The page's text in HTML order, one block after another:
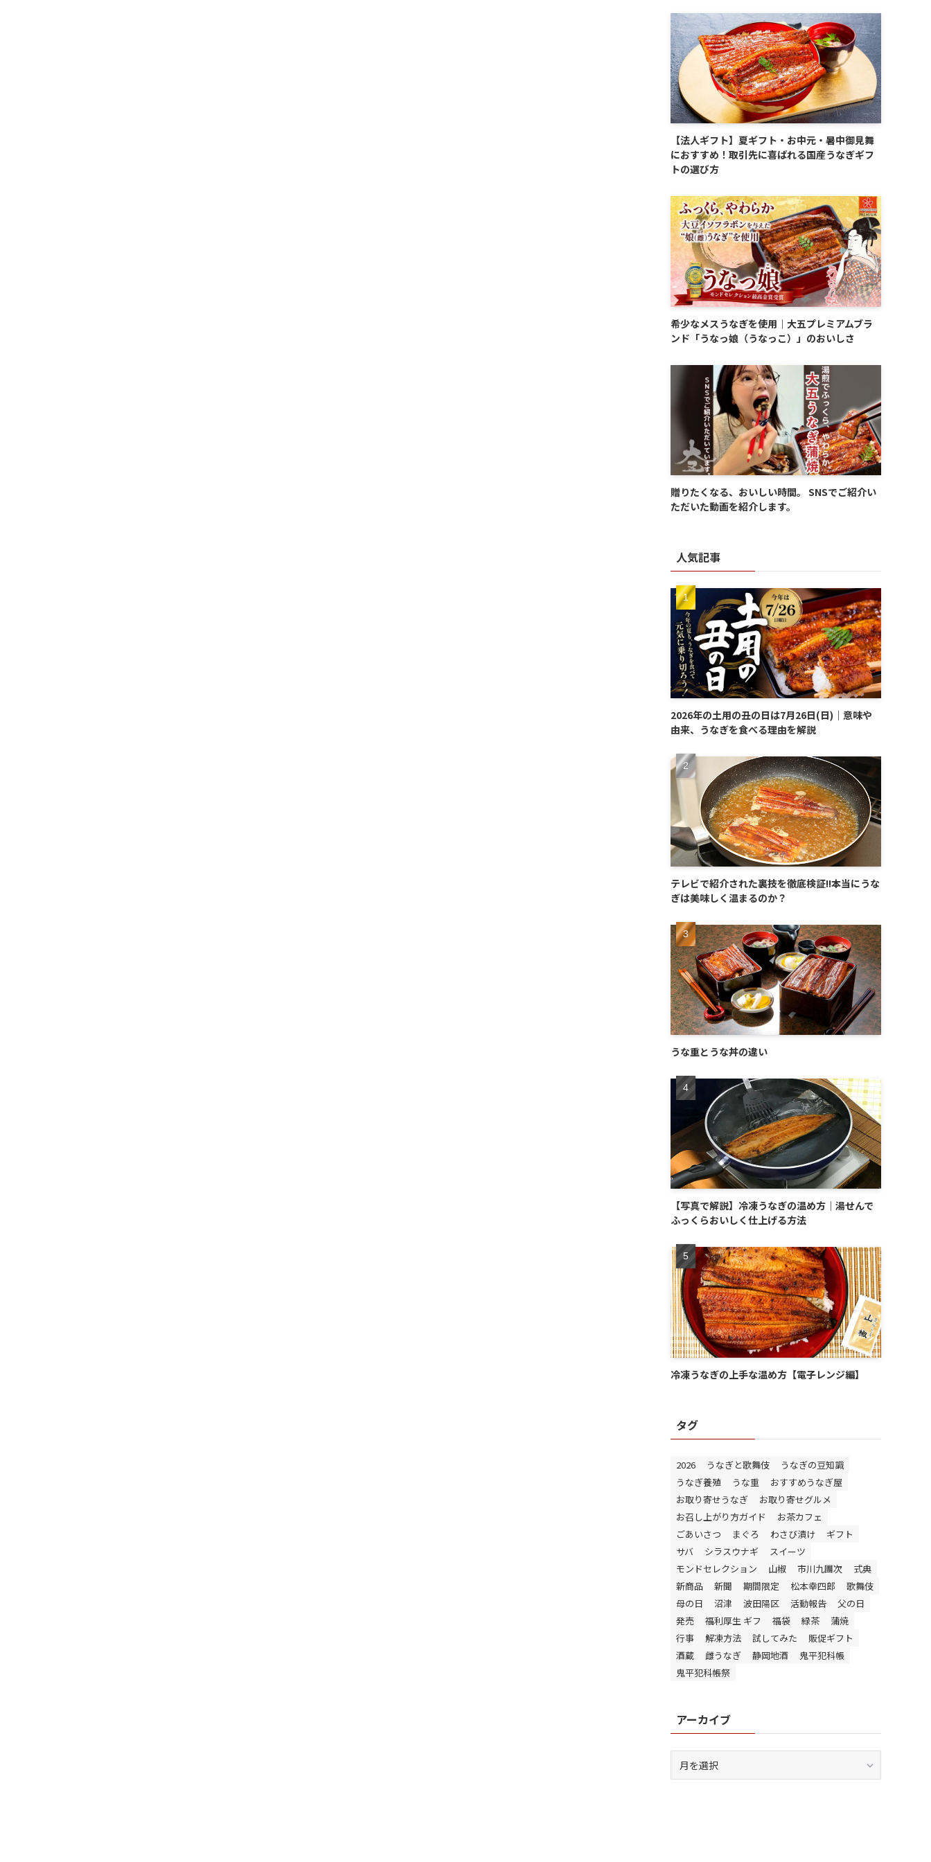
【法人ギフト】夏ギフト・お中元・暑中御見舞
におすすめ！取引先に喜ばれる国産うなぎギフ
トの選び方
希少なメスうなぎを使用｜大五プレミアムブラ
ンド「うなっ娘（うなっこ）」のおいしさ
贈りたくなる、おいしい時間。 SNSでご紹介い
ただいた動画を紹介します。
人気記事
2026年の土用の丑の日は7月26日(日)｜意味や
由来、うなぎを食べる理由を解説
テレビで紹介された裏技を徹底検証!!本当にうな
ぎは美味しく温まるのか？
うな重とうな丼の違い
【写真で解説】冷凍うなぎの温め方｜湯せんで
ふっくらおいしく仕上げる方法
冷凍うなぎの上手な温め方【電子レンジ編】
タグ
2026 うなぎと歌舞伎
うなぎの豆知識
うなぎ養殖
うな重
おすすめうなぎ屋
お取り寄せうなぎ
お取り寄せグルメ
お召し上がり方ガイド
お茶カフェ
ごあいさつ
まぐろ わさび漬け
ギフト
サバ
シラスウナギ
スイーツ
モンドセレクション
山椒 市川九團次
式典
新商品
新聞 期間限定 松本幸四郎
歌舞伎
母の日
沼津 波田陽区 活動報告
父の日
発売
福利厚生 ギフ 福袋 緑茶
蒲焼
行事
解凍方法 試してみた
販促ギフト
酒蔵
雌うなぎ 静岡地酒
鬼平犯科帳
鬼平犯科帳祭
アーカイブ